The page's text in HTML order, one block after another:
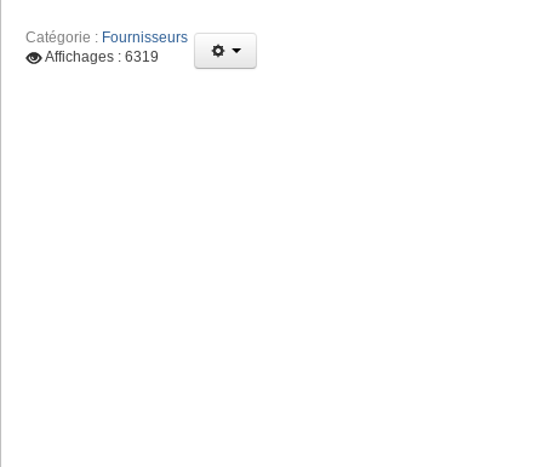
Catégorie : Fournisseurs
Affichages : 6319